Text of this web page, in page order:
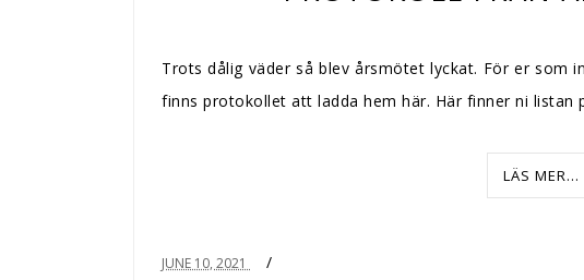
Trots dålig väder så blev årsmötet lyckat. För er som
finns protokollet att ladda hem här. Här finner ni listan
LÄS MER...
JUNE 10, 2021 /